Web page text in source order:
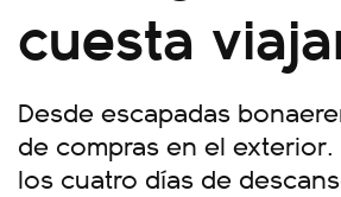
cuesta
Desde escapadas
de compras en el
los cuatro días de